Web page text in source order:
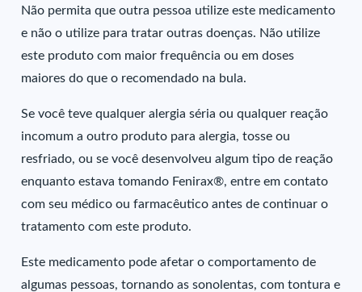
Não permita que outra pessoa utilize este medicamento
e não o utilize para tratar outras doenças. Não utilize
este produto com maior frequência ou em doses
maiores do que o recomendado na bula.
Se você teve qualquer alergia séria ou qualquer reação
incomum a outro produto para alergia, tosse ou
resfriado, ou se você desenvolveu algum tipo de reação
enquanto estava tomando Fenirax®, entre em contato
com seu médico ou farmacêutico antes de continuar o
tratamento com este produto.
Este medicamento pode afetar o comportamento de
algumas pessoas, tornando as sonolentas, com tontura e